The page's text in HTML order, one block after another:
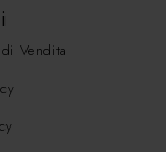
Vendita